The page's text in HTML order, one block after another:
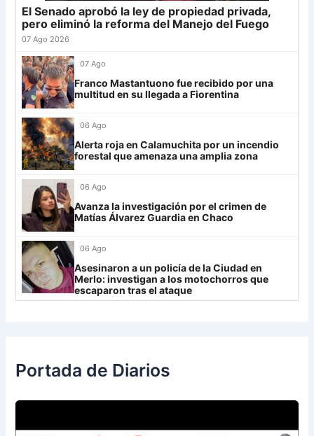
Grupo G
Mirassol
Lanús
Always Ready
Grupo H
IDV
Rosario Central
UCV FC
Libertad
Newell's 19 -12 19
26 Central Córdoba 19 -12 19
27 Platense
28 Riestra
29 Aldosivi
30 Estudiantes RC 19 -21
El Senado aprobó la ley de propiedad privada,
pero eliminó la reforma del Manejo del Fuego
07 Ago 2026
07 Ago
Franco Mastantuono fue recibido por una
multitud en su llegada a Fiorentina
06 Ago
Alerta roja en Calamuchita por un incendio
forestal que amenaza una amplia zona
06 Ago
Avanza la investigación por el crimen de
Matías Álvarez Guardia en Chaco
06 Ago
Asesinaron a un policía de la Ciudad en
Merlo: investigan a los motochorros que
escaparon tras el ataque
Portada de Diarios